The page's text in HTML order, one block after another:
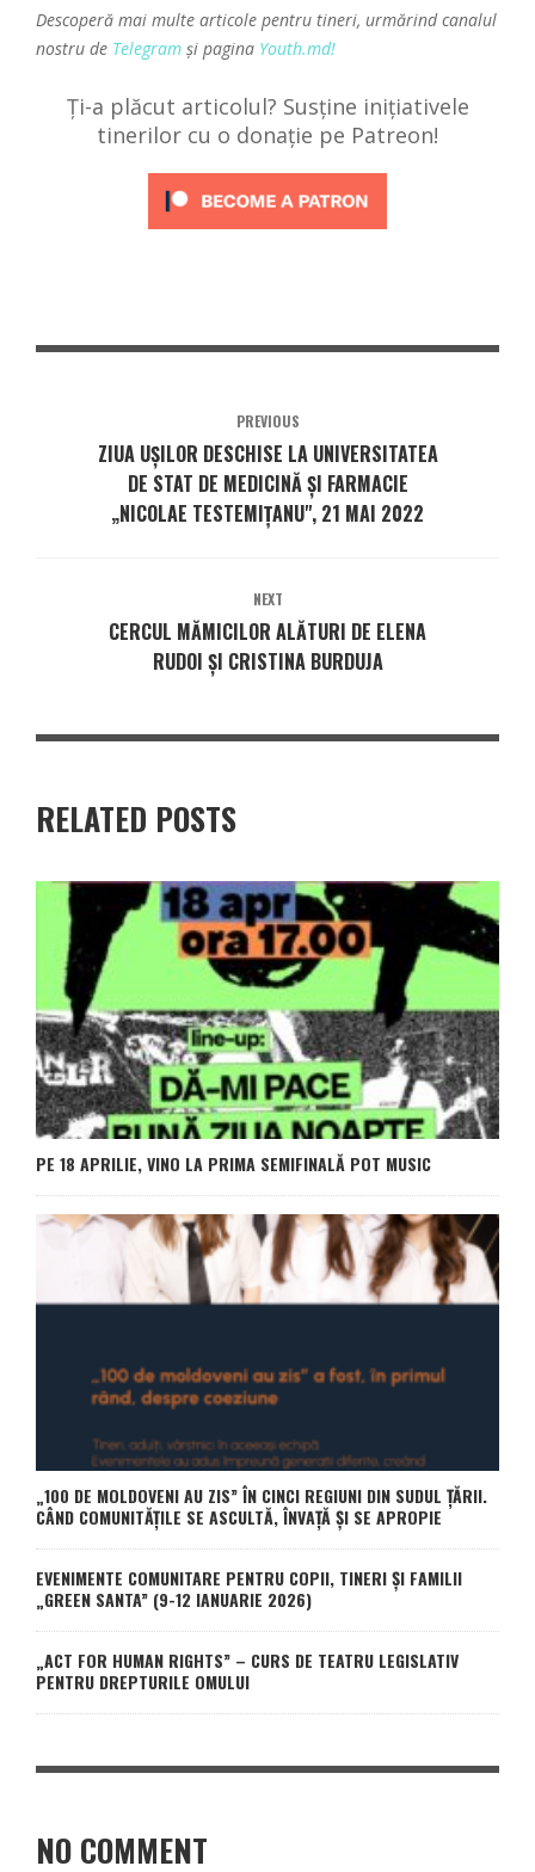
Descoperă mai multe articole pentru tineri, urmărind canalul
nostru de Telegram și pagina Youth.md!
Ți-a plăcut articolul? Susține inițiativele
tinerilor cu o donație pe Patreon!
PREVIOUS
ZIUA UŞILOR DESCHISE LA UNIVERSITATEA
DE STAT DE MEDICINĂ ŞI FARMACIE
„NICOLAE TESTEMIŢANU", 21 MAI 2022
NEXT
CERCUL MĂMICILOR ALĂTURI DE ELENA
RUDOI ȘI CRISTINA BURDUJA
RELATED POSTS
PE 18 APRILIE, VINO LA PRIMA SEMIFINALĂ POT MUSIC
„100 DE MOLDOVENI AU ZIS” ÎN CINCI REGIUNI DIN SUDUL ȚĂRII.
CÂND COMUNITĂȚILE SE ASCULTĂ, ÎNVAȚĂ ȘI SE APROPIE
EVENIMENTE COMUNITARE PENTRU COPII, TINERI ȘI FAMILII
„GREEN SANTA” (9-12 IANUARIE 2026)
„ACT FOR HUMAN RIGHTS” – CURS DE TEATRU LEGISLATIV
PENTRU DREPTURILE OMULUI
NO COMMENT